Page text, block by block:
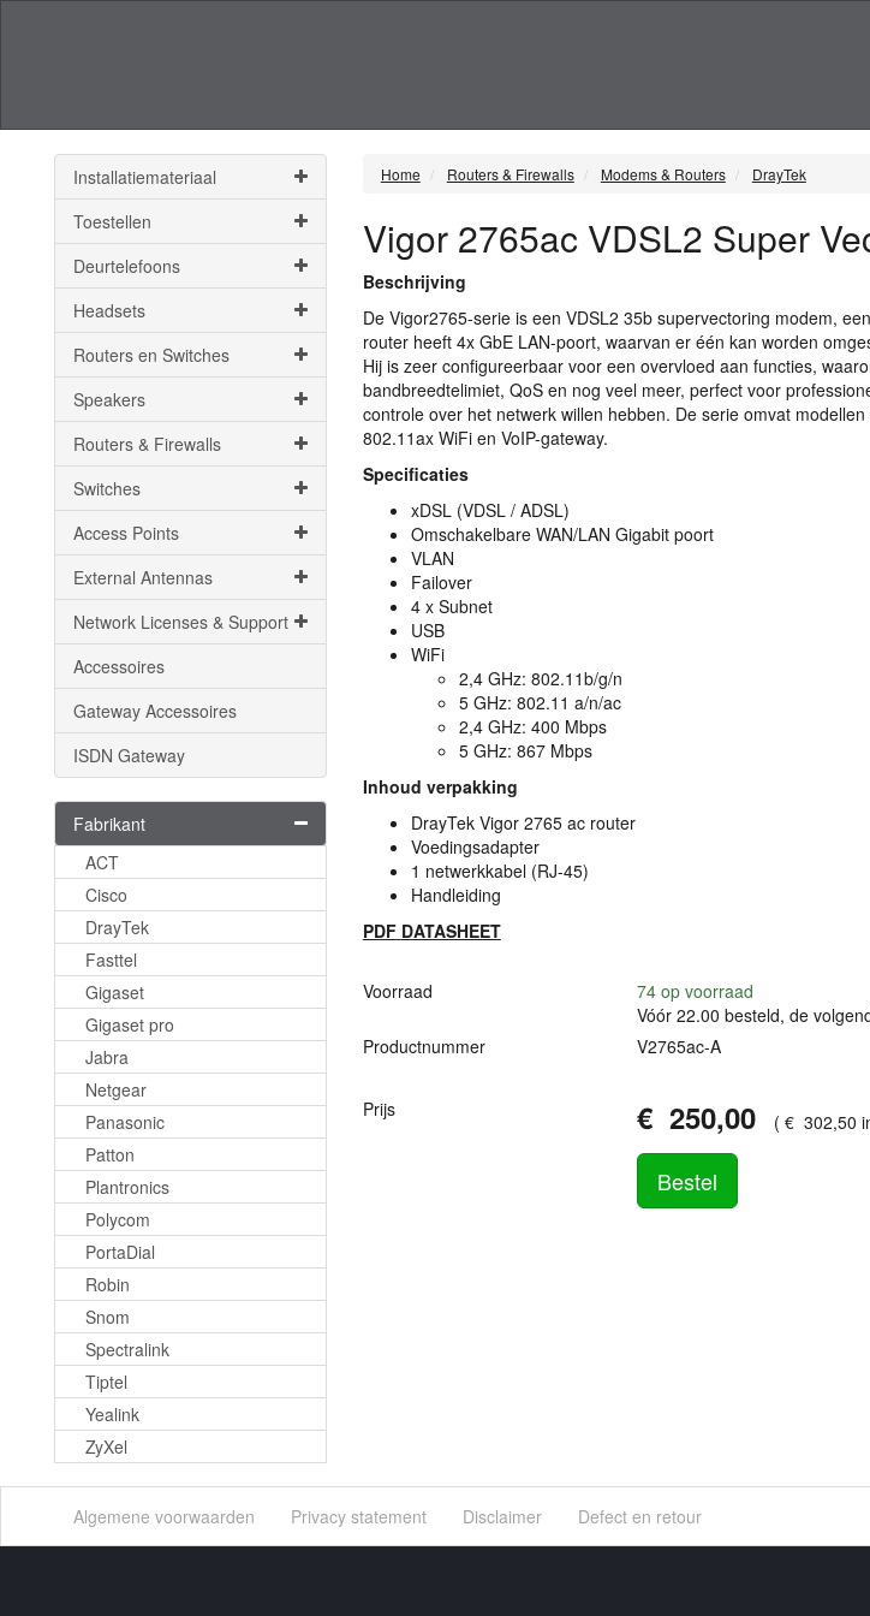
Installatiemateriaal
Toestellen
Deurtelefoons
Headsets
Routers en Switches
Speakers
Routers & Firewalls
Switches
Access Points
External Antennas
Network Licenses & Support
Accessoires
Gateway Accessoires
ISDN Gateway
Fabrikant
ACT
Cisco
DrayTek
Fasttel
Gigaset
Gigaset pro
Jabra
Netgear
Panasonic
Patton
Plantronics
Polycom
PortaDial
Robin
Snom
Spectralink
Tiptel
Yealink
ZyXel
Home Routers & Firewalls Modems & Routers DrayTek
Vigor 2765ac VDSL2 Super
Beschrijving
De Vigor2765-serie is een VDSL2 35b supervectoring modem,
router heeft 4x GbE LAN-poort, waarvan er één kan worden
Hij is zeer configureerbaar voor een overvloed aan functies,
bandbreedtelimiet, QoS en nog veel meer, perfect voor
controle over het netwerk willen hebben. De serie omvat
802.11ax WiFi en VoIP-gateway.
Specificaties
xDSL (VDSL/ ADSL)
Omschakelbare WAN/LAN Gigabit poort
VLAN
Failover
4 x Subnet
USB
WiFi
2,4 GHz: 802.11b/g/n
5 GHz: 802.11 a/n/ac
2,4 GHz: 400 Mbps
5 GHz: 867 Mbps
Inhoud verpakking
DrayTek Vigor 2765 ac router
Voedingsadapter
1 netwerkkabel (RJ-45)
Handleiding
PDF DATASHEET
Voorraad 74op voorraad
Vóór 22.00 besteld, de
Productnummer
V2765ac-A
Prijs € 250,00 (€ 302,50
Bestel
Algemene voorwaarden Privacy statement Disclaimer Defect en retour